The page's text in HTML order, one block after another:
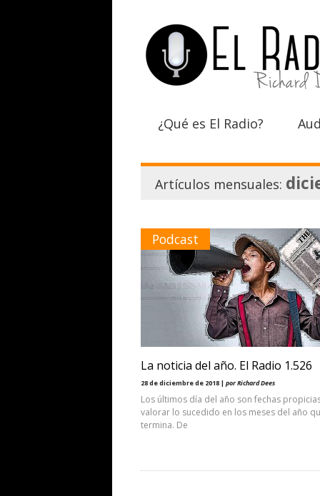
¿Qué es El Radio?
Artículos mensuales:
Podcast
La noticia del año. El Radio 1.526
28 de diciembre de 2018 | por Richard Dees
Los últimos día del año son fechas
valorar lo sucedido en los meses del año
termina. De